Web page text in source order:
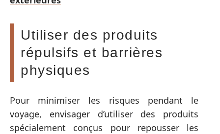
Utiliser des produits
répulsifs et barrières
physiques
Pour minimiser les risques pendant le
voyage, envisager d’utiliser des produits
spécialement conçus pour repousser les